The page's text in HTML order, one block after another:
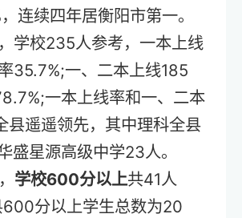
连续四年居衡阳市第一。
学校235人参考，一本上线
35.7%;一、二本上线185
一本上线率和一、二本
县遥遥领先，其中理科全县
盛星源高级中学23人。
学校600分以上共41人
分以上学生总数为20